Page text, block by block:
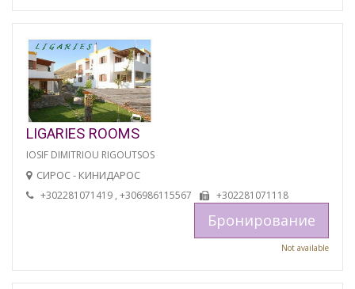
LIGARIES ROOMS
IOSIF DIMITRIOU RIGOUTSOS
СИРОС - КИНИДАРОС
+302281071419 , +306986115567 +302281071118
Бронирование
Not available